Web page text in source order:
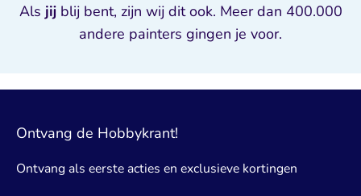
Als jij blij bent, zijn wij dit ook. Meer dan 400.000
andere painters gingen je voor.
Ontvang de Hobbykrant!
Ontvang als eerste acties en exclusieve kortingen